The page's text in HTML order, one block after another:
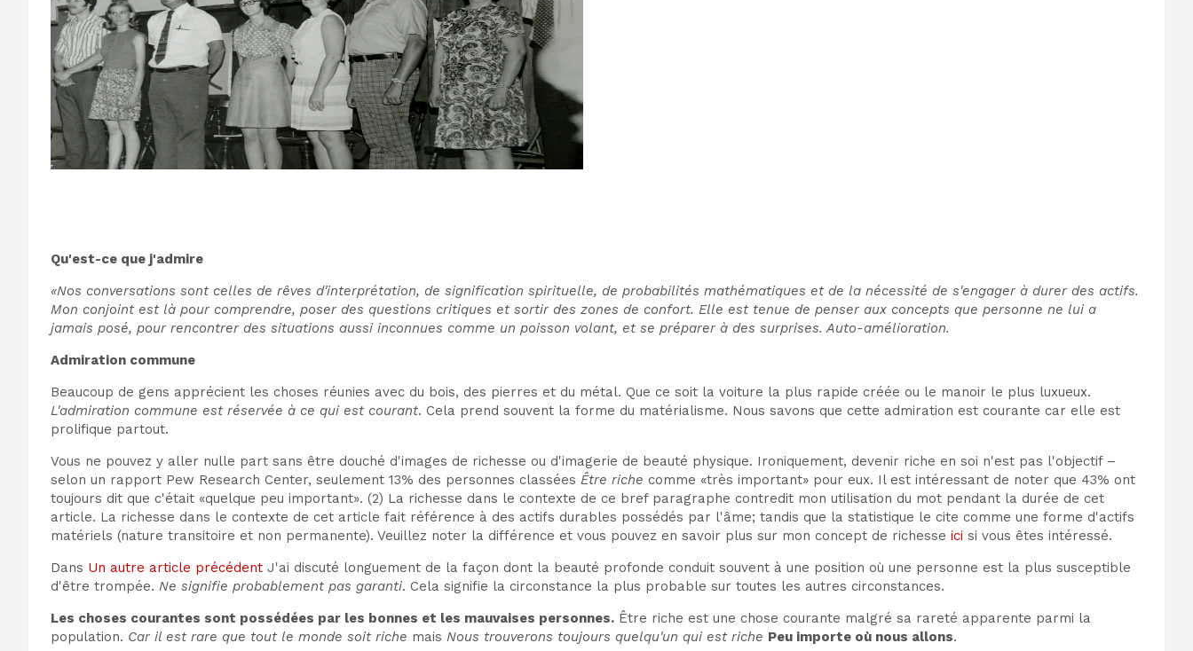
Qu'est-ce que j'admire
«Nos conversations sont celles de rêves d'interprétation, de signification spirituelle, de probabilités mathématiques et de la nécessité de s'engager à durer des actifs.
Mon conjoint est là pour comprendre, poser des questions critiques et sortir des zones de confort. Elle est tenue de penser aux concepts que personne ne lui a
jamais posé, pour rencontrer des situations aussi inconnues comme un poisson volant, et se préparer à des surprises. Auto-amélioration.
Admiration commune
Beaucoup de gens apprécient les choses réunies avec du bois, des pierres et du métal. Que ce soit la voiture la plus rapide créée ou le manoir le plus luxueux.
L'admiration commune est réservée à ce qui est courant. Cela prend souvent la forme du matérialisme. Nous savons que cette admiration est courante car elle est
prolifique partout.
Vous ne pouvez y aller nulle part sans être douché d'images de richesse ou d'imagerie de beauté physique. Ironiquement, devenir riche en soi n'est pas l'objectif –
selon un rapport Pew Research Center, seulement 13% des personnes classées Être riche comme «très important» pour eux. Il est intéressant de noter que 43% ont
toujours dit que c'était «quelque peu important». (2) La richesse dans le contexte de ce bref paragraphe contredit mon utilisation du mot pendant la durée de cet
article. La richesse dans le contexte de cet article fait référence à des actifs durables possédés par l'âme; tandis que la statistique le cite comme une forme d'actifs
matériels (nature transitoire et non permanente). Veuillez noter la différence et vous pouvez en savoir plus sur mon concept de richesse ici si vous êtes intéressé.
Dans Un autre article précédent J'ai discuté longuement de la façon dont la beauté profonde conduit souvent à une position où une personne est la plus susceptible
d'être trompée. Ne signifie probablement pas garanti. Cela signifie la circonstance la plus probable sur toutes les autres circonstances.
Les choses courantes sont possédées par les bonnes et les mauvaises personnes. Être riche est une chose courante malgré sa rareté apparente parmi la
population. Car il est rare que tout le monde soit riche mais Nous trouverons toujours quelqu'un qui est riche Peu importe où nous allons.